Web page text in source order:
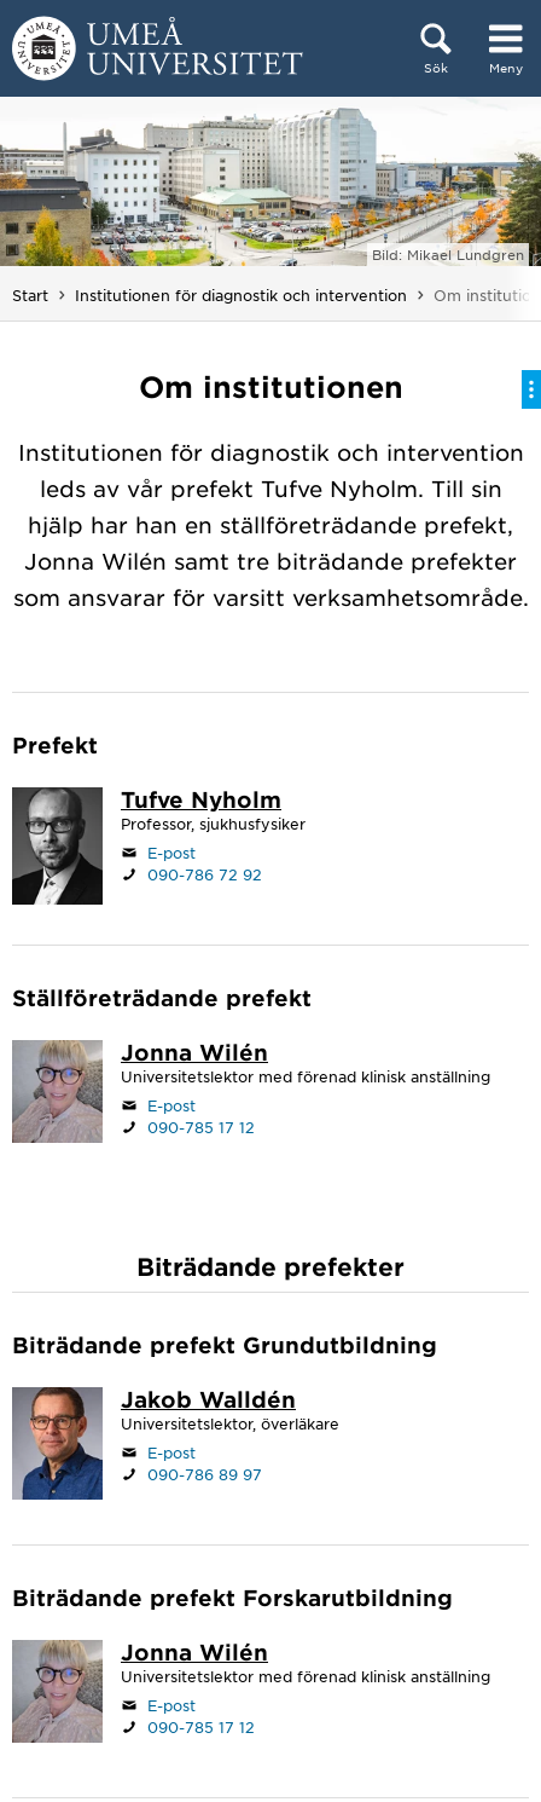
Hoppa direkt till innehållet
Sök Meny
Huvudmenyn dold.
Bild: Mikael Lundgren
Start Institutionen för diagnostik och intervention Du är här:
Om
Om institutionen
Institutionen för diagnostik och intervention
leds av vår prefekt Tufve Nyholm. Till sin
hjälp har han en ställföreträdande prefekt,
Jonna Wilén samt tre biträdande prefekter
som ansvarar för varsitt verksamhetsområde.
Prefekt
Tufve Nyholm
Professor, sjukhusfysiker
E-post
090-786 72 92
Ställföreträdande prefekt
Jonna Wilén
Universitetslektor med förenad klinisk anställning
E-post
090-785 17 12
Biträdande prefekter
Biträdande prefekt Grundutbildning
Jakob Walldén
Universitetslektor, överläkare
E-post
090-786 89 97
Biträdande prefekt Forskarutbildning
Jonna Wilén
Universitetslektor med förenad klinisk anställning
E-post
090-785 17 12